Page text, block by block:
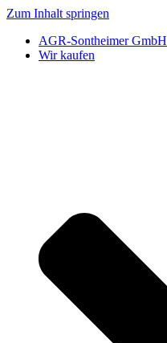
Zum Inhalt springen
AGR-Sontheimer GmbH
Wir kaufen